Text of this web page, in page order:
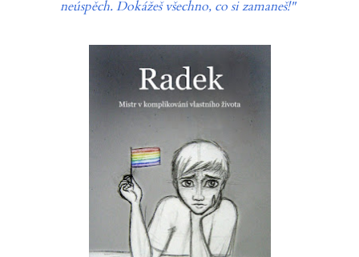
neúspěch. Dokážeš všechno, co si zamaneš!"